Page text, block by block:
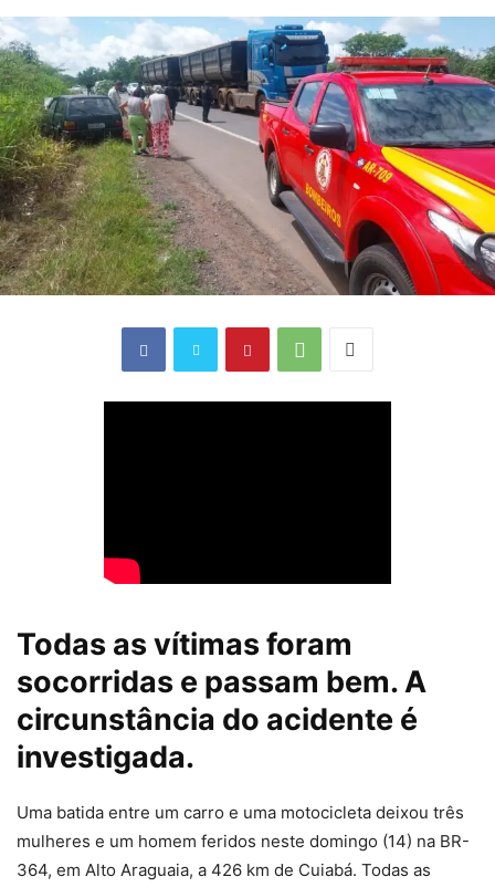
Todas as vítimas foram
socorridas e passam bem. A
circunstância do acidente é
investigada.
Uma batida entre um carro e uma motocicleta deixou três
mulheres e um homem feridos neste domingo (14) na BR-
364, em Alto Araguaia, a 426 km de Cuiabá. Todas as